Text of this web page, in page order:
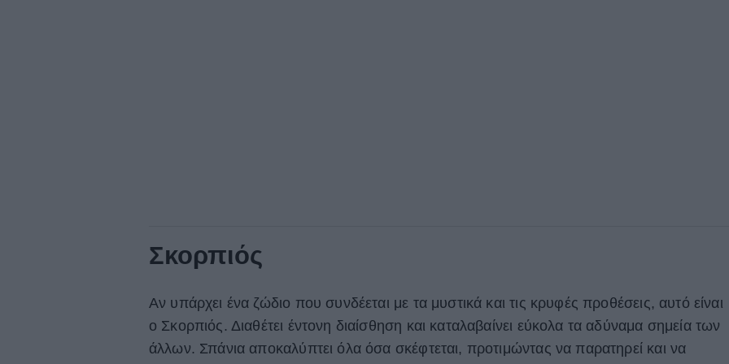
Σκορπιός
Αν υπάρχει ένα ζώδιο που συνδέεται με τα μυστικά και τις κρυφές προθέσεις, αυτό είναι
ο Σκορπιός. Διαθέτει έντονη διαίσθηση και καταλαβαίνει εύκολα τα αδύναμα σημεία των
άλλων. Σπάνια αποκαλύπτει όλα όσα σκέφτεται, προτιμώντας να παρατηρεί και να